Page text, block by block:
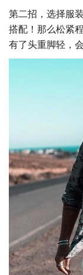
第二招，选择服
搭配！那么松紧
有了头重脚轻，